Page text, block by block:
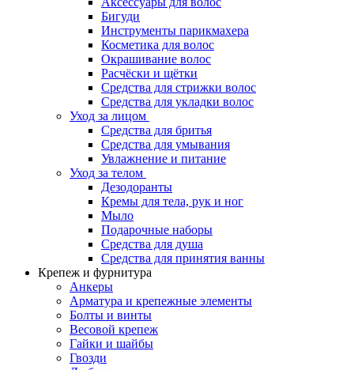
Бигуди
Инструменты парикмахера
Косметика для волос
Окрашивание волос
Расчёски и щётки
Средства для стрижки волос
Средства для укладки волос
Уход за лицом
Средства для бритья
Средства для умывания
Увлажнение и питание
Уход за телом
Дезодоранты
Кремы для тела, рук и ног
Мыло
Подарочные наборы
Средства для душа
Средства для принятия ванны
Крепеж и фурнитура
Анкеры
Арматура и крепежные элементы
Болты и винты
Весовой крепеж
Гайки и шайбы
Гвозди